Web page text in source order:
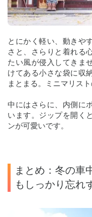
とにかく軽い、動きや
さと、さらりと着れる
たい風が侵入してきま
けてある小さな袋に収
まとまる。ミニマリス
中にはさらに、内側に
います。ジップを開く
ンが可愛いです。
まとめ：冬の車
もしっかり忘れ